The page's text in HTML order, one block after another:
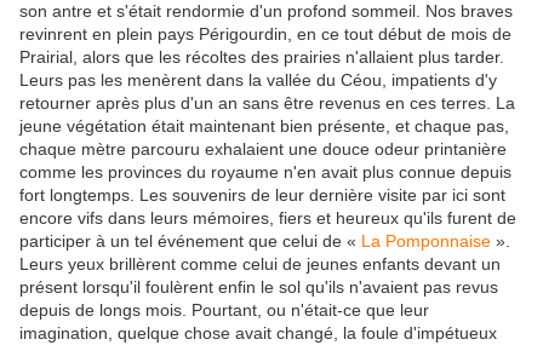
son antre et s'était rendormie d'un profond sommeil. Nos braves
revinrent en plein pays Périgourdin, en ce tout début de mois de
Prairial, alors que les récoltes des prairies n'allaient plus tarder.
Leurs pas les menèrent dans la vallée du Céou, impatients d'y
retourner après plus d'un an sans être revenus en ces terres. La
jeune végétation était maintenant bien présente, et chaque pas,
chaque mètre parcouru exhalaient une douce odeur printanière
comme les provinces du royaume n'en avait plus connue depuis
fort longtemps. Les souvenirs de leur dernière visite par ici sont
encore vifs dans leurs mémoires, fiers et heureux qu'ils furent de
participer à un tel événement que celui de « La Pomponnaise ».
Leurs yeux brillèrent comme celui de jeunes enfants devant un
présent lorsqu'il foulèrent enfin le sol qu'ils n'avaient pas revus
depuis de longs mois. Pourtant, ou n'était-ce que leur
imagination, quelque chose avait changé, la foule d'impétueux